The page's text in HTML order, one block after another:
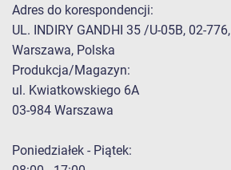
Adres do korespondencji:
UL. INDIRY GANDHI 35 /U-05B, 02-776,
Warszawa, Polska
Produkcja/Magazyn:
ul. Kwiatkowskiego 6A
03-984 Warszawa
Poniedziałek - Piątek: